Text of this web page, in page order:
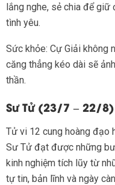
lắng nghe, sẻ chia để
tình yêu.
Sức khỏe: Cự Giải không
căng thẳng kéo dài sẽ
thần.
Sư Tử (23/7 – 22/8)
Tử vi 12 cung hoàng đạo
Sư Tử đạt được những
kinh nghiệm tích lũy từ
tự tin, bản lĩnh và ngày